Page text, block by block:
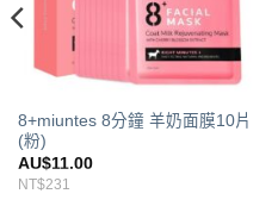
8+miuntes 8分鐘 羊奶面膜10片
(粉)
AU$11.00
NT$231